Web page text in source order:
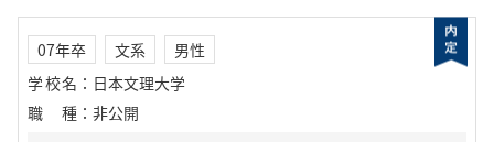
07年卒 文系
男性
学校名 ： 日本文理大学
職種 ： 非公開